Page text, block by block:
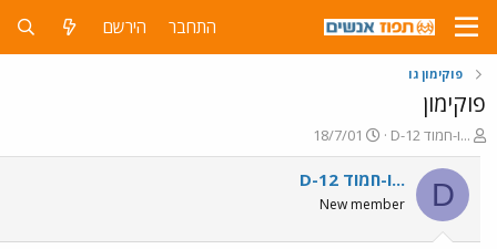
התחבר הירשם
פוקימון גו
פוקימון
פ
ו
ת
ח
ה
D-12 ו-חמוד...
פ
ו
ר
ם
18/7/01
D D-12 ו-חמוד...
New member